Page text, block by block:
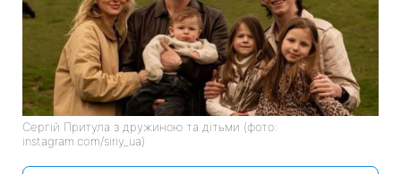
Сергій Притула з дружиною та дітьми (фото:
instagram.com/siriy_ua)